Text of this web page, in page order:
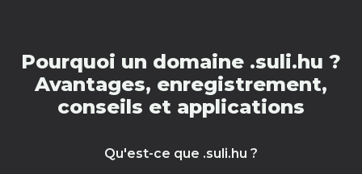
Pourquoi un domaine .suli.hu ?
Avantages, enregistrement,
conseils et applications
Qu'est-ce que .suli.hu ?